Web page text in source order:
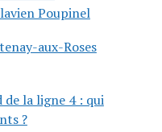
Poupinel
aux-Roses
la ligne 4 : qui
?